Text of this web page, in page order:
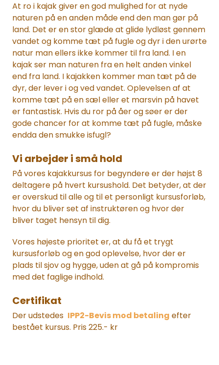
At ro i kajak giver en god mulighed for at nyde
naturen på en anden måde end den man gør på
land. Det er en stor glæde at glide lydløst gennem
vandet og komme tæt på fugle og dyr i den urørte
natur man ellers ikke kommer til fra land. I en
kajak ser man naturen fra en helt anden vinkel
end fra land. I kajakken kommer man tæt på de
dyr, der lever i og ved vandet. Oplevelsen af at
komme tæt på en sæl eller et marsvin på havet
er fantastisk. Hvis du ror på åer og søer er der
gode chancer for at komme tæt på fugle, måske
endda den smukke isfugl?
Vi arbejder i små hold
På vores kajakkursus for begyndere er der højst 8
deltagere på hvert kursushold. Det betyder, at der
er overskud til alle og til et personligt kursusforløb,
hvor du bliver set af instruktøren og hvor der
bliver taget hensyn til dig.
Vores højeste prioritet er, at du få et trygt
kursusforløb og en god oplevelse, hvor der er
plads til sjov og hygge, uden at gå på kompromis
med det faglige indhold.
Certifikat
Der udstedes IPP2-Bevis mod betaling efter
bestået kursus. Pris 225.- kr